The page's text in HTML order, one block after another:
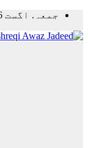
Skip
content
جمعہ. اگست 7th, 2026